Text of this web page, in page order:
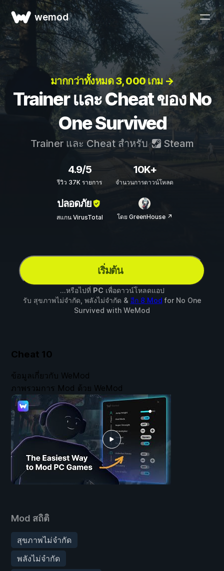
wemod
มากกว่าทั้งหมด 3, 000 เกม →
Trainer และ Cheat ของ No
One Survived
Trainer และ Cheat สำหรับ Steam
4.9/5
รีวิว 37K รายการ
10K+
จำนวนการดาวน์โหลด
ปลอดภัย
สแกน VirusTotal โดย GreenHouse ↗
เริ่มต้น
...หรือไปที่ PC เพื่อดาวน์โหลดแอป
รับ สุขภาพไม่จำกัด, พลังไม่จำกัด & อีก 8 Mod for No One
Survived with WeMod
Cheat 10
Mod สถิติ
สุขภาพไม่จำกัด
พลังไม่จำกัด
ข้อมูลเกี่ยวกับ WeMod
ภาพรวมการ Mod ด้วย WeMod